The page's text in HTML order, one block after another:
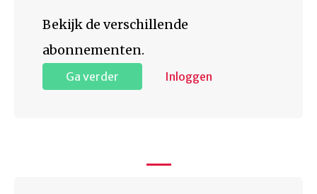
Bekijk de verschillende
abonnementen.
Ga verder Inloggen